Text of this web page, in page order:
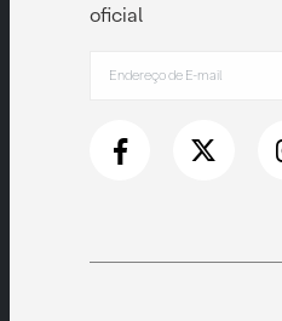
oficial